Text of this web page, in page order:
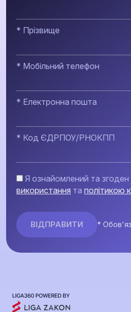
* Прізвище
* Мобільний телефон
* Електронна пошта
* Код ЄДРПОУ/РНОКПП
Я ознайомлений та згоден
використання та політикою
*